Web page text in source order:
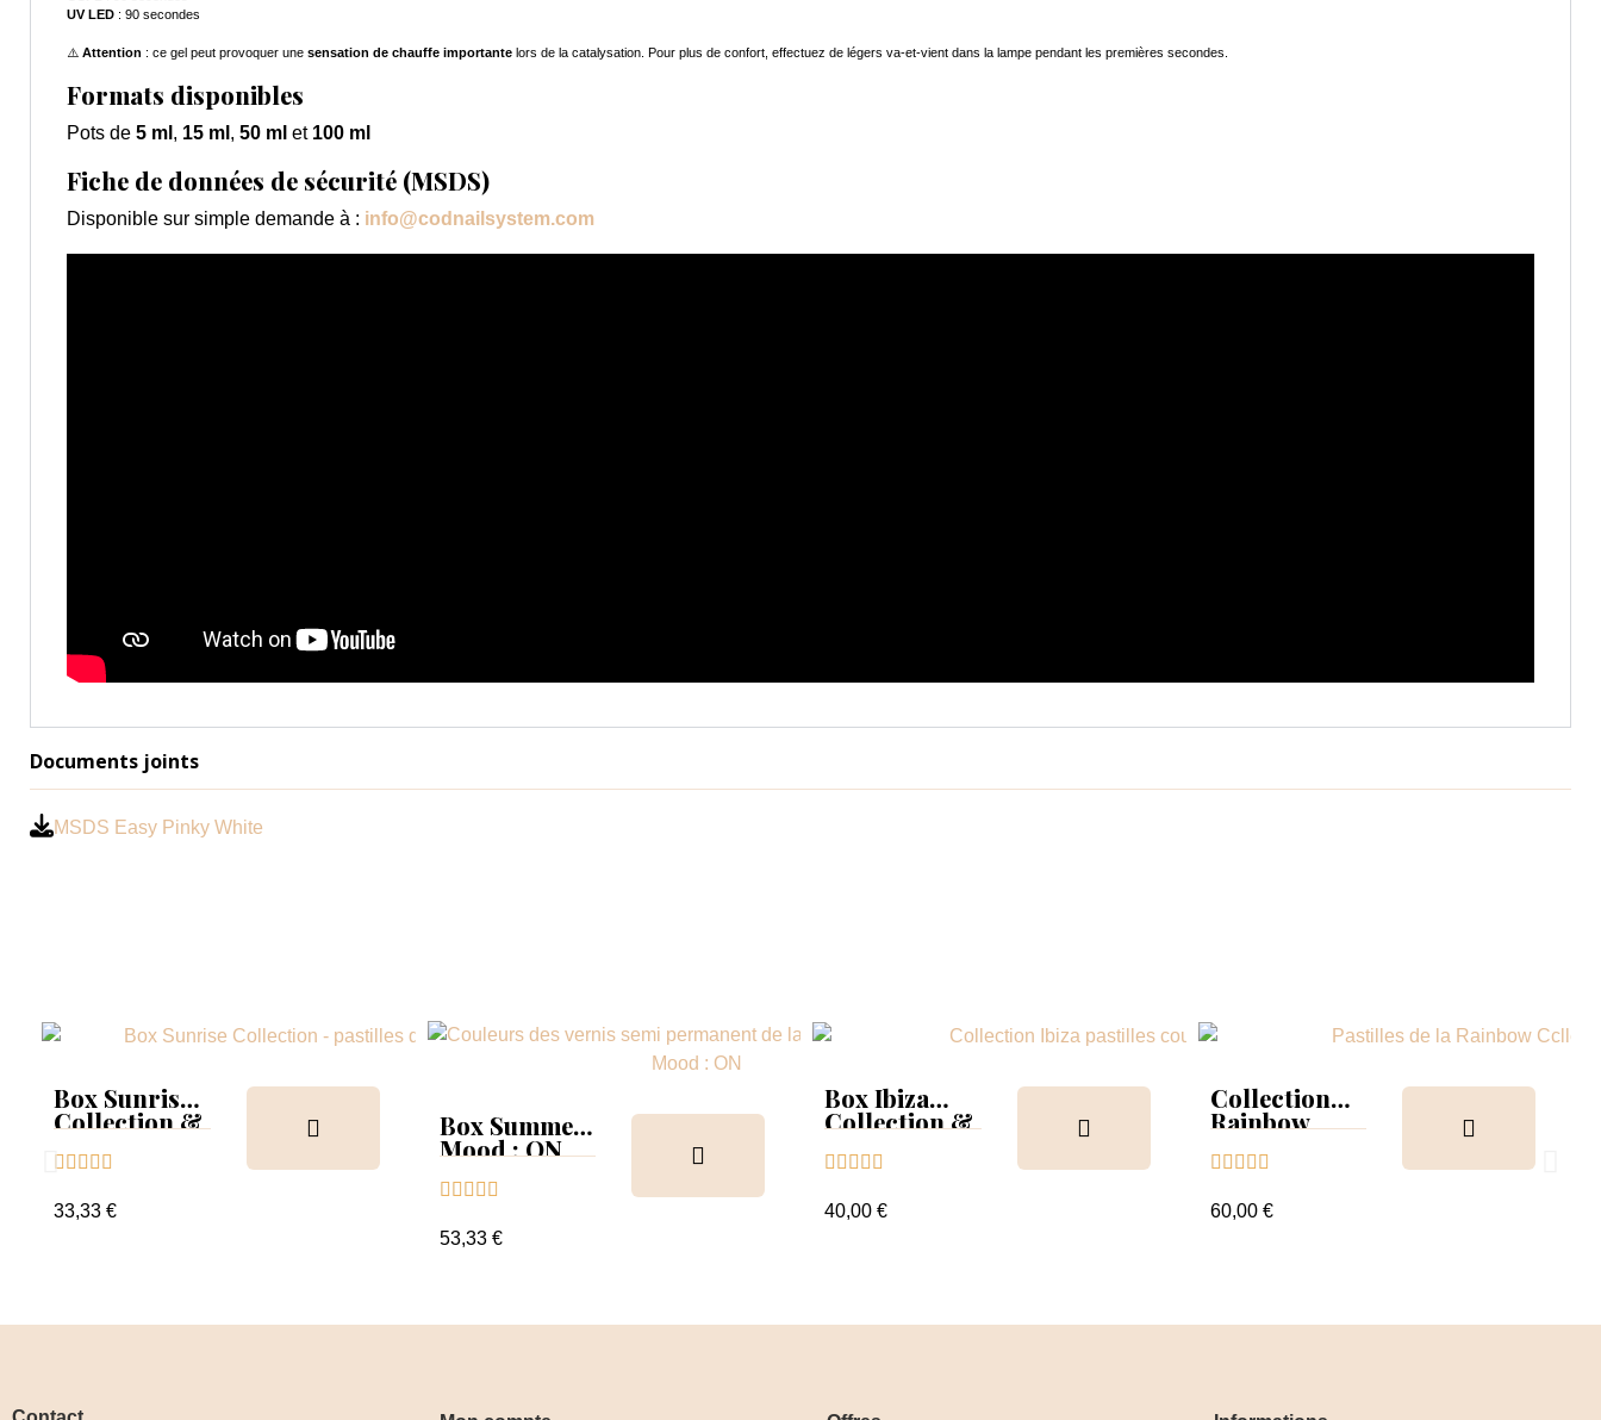
UV LED : 90 secondes
⚠️ Attention : ce gel peut provoquer une sensation de chauffe importante lors de la catalysation. Pour plus de confort, effectuez de légers va-et-vient dans la lampe pendant les premières secondes.
Formats disponibles
Pots de 5 ml , 15 ml , 50 ml et 100 ml
Fiche de données de sécurité (MSDS)
Disponible sur simple demande à : info@codnailsystem.com
Documents joints
MSDS Easy Pinky White
Box Sunrise
Collection &
    
33,33 €
Box Summer
Mood : ON
Tips+nuancier
    
53,33 €
Box Ibiza
Collection &
    
40,00 €
Collection
Rainbow
nuancier
    
60,00 €